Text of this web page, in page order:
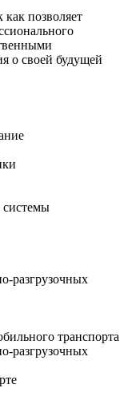
как позволяет
о своей будущей
системы
разгрузочных
транспорта
разгрузочных